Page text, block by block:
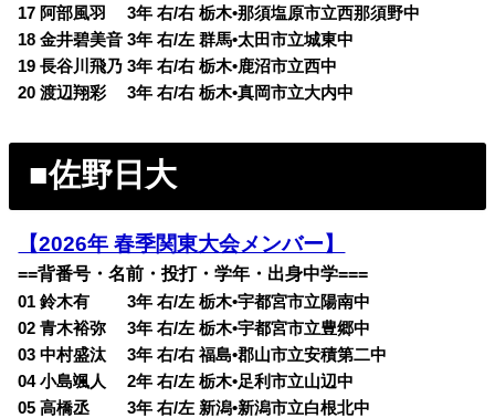
17 阿部風羽 3年 右/右 栃木•那須塩原市立西那須野中
18 金井碧美音 3年 右/左 群馬•太田市立城東中
19 長谷川飛乃 3年 右/右 栃木•鹿沼市立西中
20 渡辺翔彩 3年 右/右 栃木•真岡市立大内中
■佐野日大
【2026年 春季関東大会メンバー】
==背番号・名前・投打・学年・出身中学===
01 鈴木有 3年 右/左 栃木•宇都宮市立陽南中
02 青木裕弥 3年 右/左 栃木•宇都宮市立豊郷中
03 中村盛汰 3年 右/右 福島•郡山市立安積第二中
04 小島颯人 2年 右/左 栃木•足利市立山辺中
05 高橋丞 3年 右/左 新潟•新潟市立白根北中